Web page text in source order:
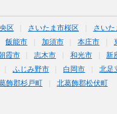
区 さいたま市桜区 さいた
飯能市 加須市 本庄市
霞市 志木市 和光市 新
ふじみ野市 白岡市 北足
飾郡杉戸町 北葛飾郡松伏町